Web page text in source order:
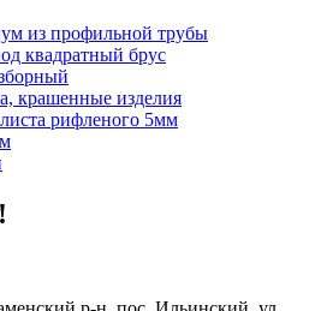
из профильной трубы
квадратный брус
крашенные изделия
рифленого 5мм